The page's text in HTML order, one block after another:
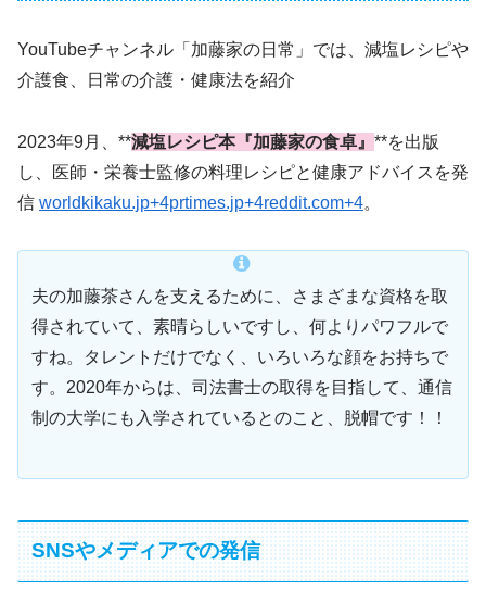
YouTubeチャンネル「加藤家の日常」では、減塩レシピや
介護食、日常の介護・健康法を紹介
2023年9月、**減塩レシピ本『加藤家の食卓』 **を出版
し、医師・栄養士監修の料理レシピと健康アドバイスを発
信 worldkikaku.jp+4prtimes.jp+4reddit.com+4。
夫の加藤茶さんを支えるために、さまざまな資格を取
得されていて、素晴らしいですし、何よりパワフルで
すね。タレントだけでなく、いろいろな顔をお持ちで
す。2020年からは、司法書士の取得を目指して、通信
制の大学にも入学されているとのこと、脱帽です！！
SNSやメディアでの発信